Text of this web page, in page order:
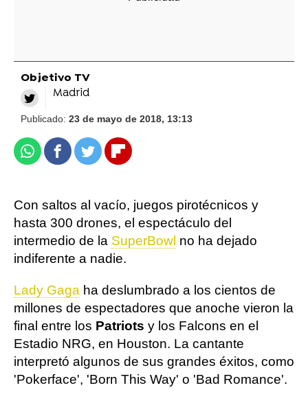
Objetivo TV
Madrid
Publicado: 23 de mayo de 2018, 13:13
WhatsappFacebook
TwitterFlipboard
Con saltos al vacío, juegos pirotécnicos y
hasta 300 drones, el espectáculo del
intermedio de la SuperBowl no ha dejado
indiferente a nadie.
Lady Gaga ha deslumbrado a los cientos de
millones de espectadores que anoche vieron la
final entre los Patriots y los Falcons en el
Estadio NRG, en Houston. La cantante
interpretó algunos de sus grandes éxitos, como
'Pokerface', 'Born This Way' o 'Bad Romance'.